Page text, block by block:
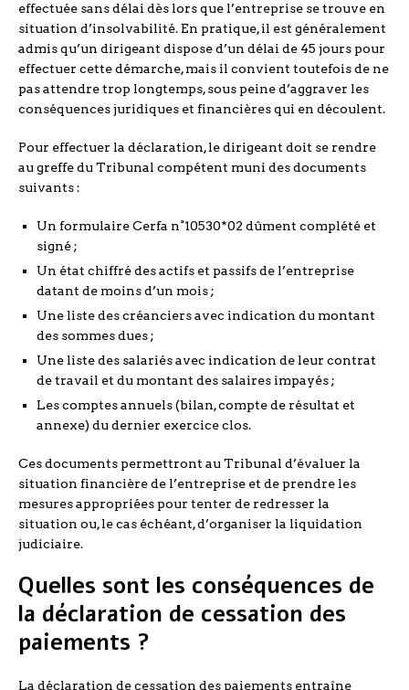
effectuée sans délai dès lors que l’entreprise se trouve en
situation d’insolvabilité. En pratique, il est généralement
admis qu’un dirigeant dispose d’un délai de 45 jours pour
effectuer cette démarche, mais il convient toutefois de ne
pas attendre trop longtemps, sous peine d’aggraver les
conséquences juridiques et financières qui en découlent.
Pour effectuer la déclaration, le dirigeant doit se rendre
au greffe du Tribunal compétent muni des documents
suivants :
Un formulaire Cerfa n°10530*02 dûment complété et
signé ;
Un état chiffré des actifs et passifs de l’entreprise
datant de moins d’un mois ;
Une liste des créanciers avec indication du montant
des sommes dues ;
Une liste des salariés avec indication de leur contrat
de travail et du montant des salaires impayés ;
Les comptes annuels (bilan, compte de résultat et
annexe) du dernier exercice clos.
Ces documents permettront au Tribunal d’évaluer la
situation financière de l’entreprise et de prendre les
mesures appropriées pour tenter de redresser la
situation ou, le cas échéant, d’organiser la liquidation
judiciaire.
Quelles sont les conséquences de
la déclaration de cessation des
paiements ?
La déclaration de cessation des paiements entraîne